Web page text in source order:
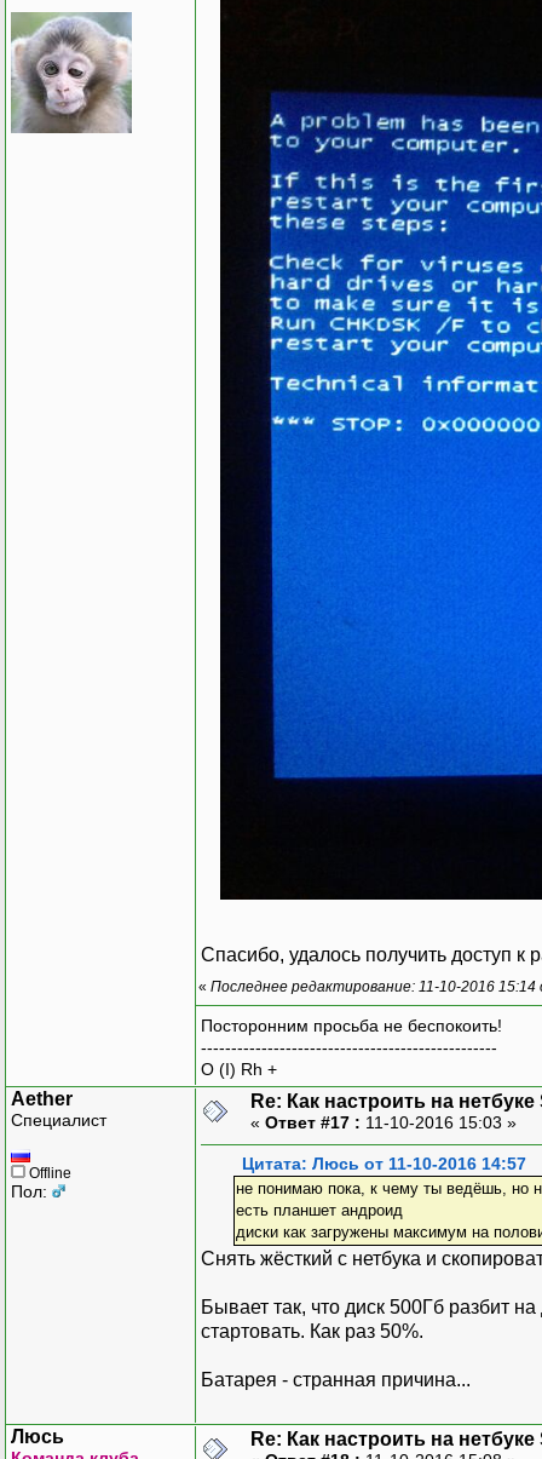
Спасибо, удалось получить доступ к
« Последнее редактирование: 11-10-2016
Посторонним просьба не беспокоить!
-------------------------------------------------
O (I) Rh +
Aether
Специалист
Offline
Пол:
Re: Как настроить на
« Ответ #17 : 11-10-2016 15:03 »
Цитата: Люсь от 11-10-2016 14:57
не понимаю пока, к чему ты ведёшь, но
есть планшет андроид
диски как загружены максимум на
Снять жёсткий с нетбука и
Бывает так, что диск 500Гб разбит
стартовать. Как раз 50%.
Батарея - странная причина...
Люсь Re: Как настроить на